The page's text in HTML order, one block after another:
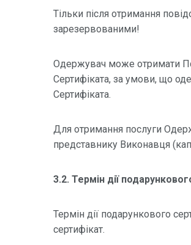
Тільки після отримання
зарезервованими!
Одержувач може отримати
Сертифіката, за умови, що
Сертифіката.
Для отримання послуги
представнику Виконавця
3.2. Термін дії
Термін дії подарункового
сертифікат.